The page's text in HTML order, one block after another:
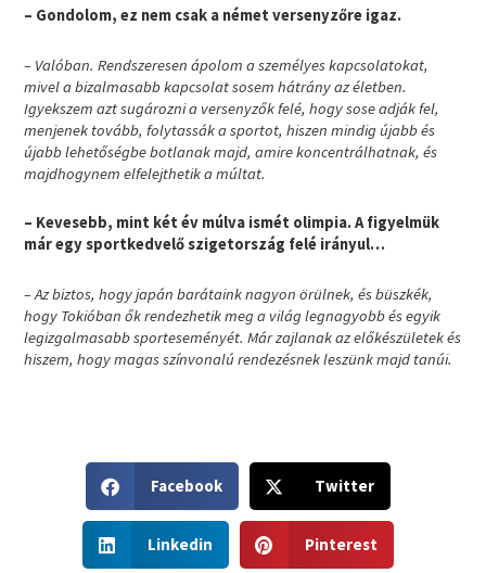
– Gondolom, ez nem csak a német versenyzőre igaz.
– Valóban. Rendszeresen ápolom a személyes kapcsolatokat,
mivel a bizalmasabb kapcsolat sosem hátrány az életben.
Igyekszem azt sugározni a versenyzők felé, hogy sose adják fel,
menjenek tovább, folytassák a sportot, hiszen mindig újabb és
újabb lehetőségbe botlanak majd, amire koncentrálhatnak, és
majdhogynem elfelejthetik a múltat.
– Kevesebb, mint két év múlva ismét olimpia. A figyelmük
már egy sportkedvelő szigetország felé irányul…
– Az biztos, hogy japán barátaink nagyon örülnek, és büszkék,
hogy Tokióban ők rendezhetik meg a világ legnagyobb és egyik
legizgalmasabb sporteseményét. Már zajlanak az előkészületek és
hiszem, hogy magas színvonalú rendezésnek leszünk majd tanúi.
h
r
Facebook
h
Twitter
h
Linkedin
h
Pinterest